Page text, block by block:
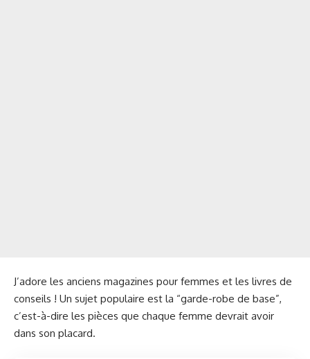
J’adore les anciens magazines pour femmes et les livres de
conseils ! Un sujet populaire est la “garde-robe de base”,
c’est-à-dire les pièces que chaque femme devrait avoir
dans son placard.